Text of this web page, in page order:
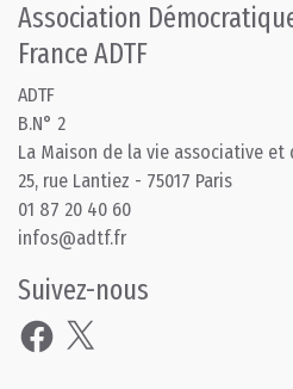
Association
France ADTF
ADTF
B.N° 2
La Maison de la vie associative et
25, rue Lantiez - 75017 Paris
01 87 20 40 60
infos@adtf.fr
Suivez-nous
Facebook
X